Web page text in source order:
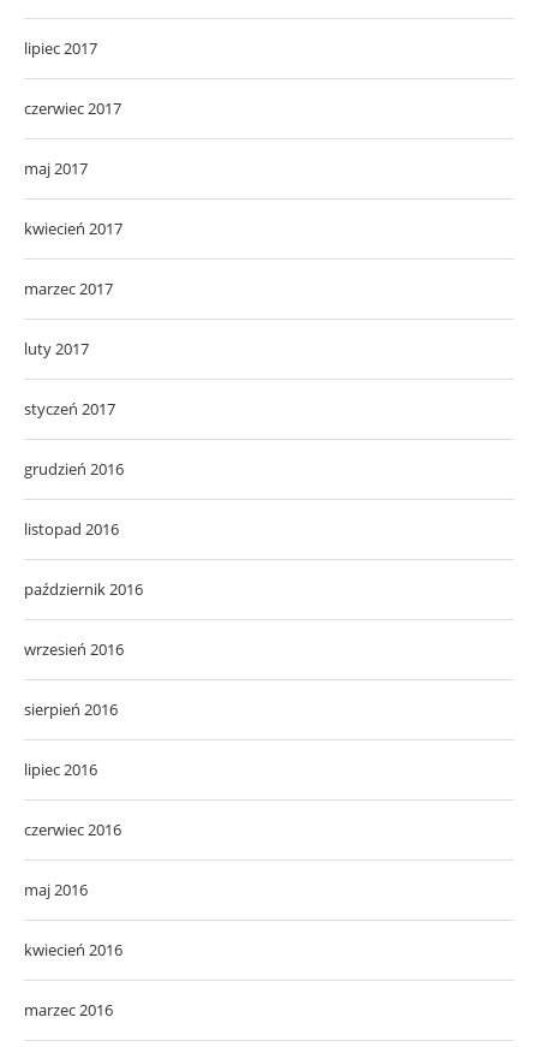
lipiec 2017
czerwiec 2017
maj 2017
kwiecień 2017
marzec 2017
luty 2017
styczeń 2017
grudzień 2016
listopad 2016
październik 2016
wrzesień 2016
sierpień 2016
lipiec 2016
czerwiec 2016
maj 2016
kwiecień 2016
marzec 2016